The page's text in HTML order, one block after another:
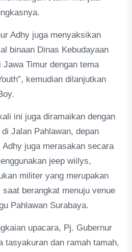
Adhy juga menyaksikan
binaan Dinas Kebudayaan
Timur dengan tema
kemudian dilanjutkan
ini juga diramaikan dengan
Jalan Pahlawan, depan
juga merasakan secara
jeep wiilys,
militer yang merupakan
berangkat menuju venue
Pahlawan Surabaya.
upacara, Pj. Gubernur
tasyakuran dan ramah tamah,